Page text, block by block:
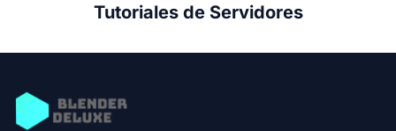
Tutoriales de Servidores